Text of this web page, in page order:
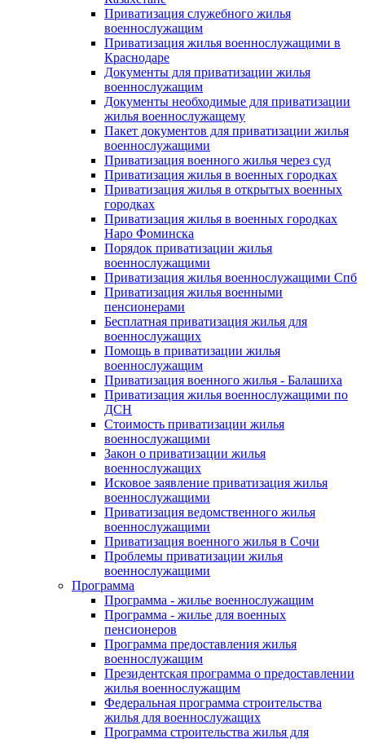
Приватизация служебного жилья
военнослужащим
Приватизация жилья военнослужащими в
Краснодаре
Документы для приватизации жилья
военнослужащим
Документы необходимые для приватизации
жилья военнослужащему
Пакет документов для приватизации жилья
военнослужащими
Приватизация военного жилья через суд
Приватизация жилья в военных городках
Приватизация жилья в открытых военных
городках
Приватизация жилья в военных городках
Наро Фоминска
Порядок приватизации жилья
военнослужащими
Приватизация жилья военнослужащими Спб
Приватизация жилья военными
пенсионерами
Бесплатная приватизация жилья для
военнослужащих
Помощь в приватизации жилья
военнослужащим
Приватизация военного жилья - Балашиха
Приватизация жилья военнослужащими по
ДСН
Стоимость приватизации жилья
военнослужащими
Закон о приватизации жилья
военнослужащих
Исковое заявление приватизация жилья
военнослужащими
Приватизация ведомственного жилья
военнослужащими
Приватизация военного жилья в Сочи
Проблемы приватизации жилья
военнослужащими
Программа
Программа - жилье военнослужащим
Программа - жилье для военных
пенсионеров
Программа предоставления жилья
военнослужащим
Президентская программа о предоставлении
жилья военнослужащим
Федеральная программа строительства
жилья для военнослужащих
Программа строительства жилья для